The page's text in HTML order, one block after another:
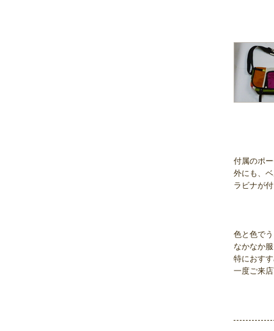
付属のポ
外にも、
ラビナが
色と色で
なかなか
特におす
一度ご来